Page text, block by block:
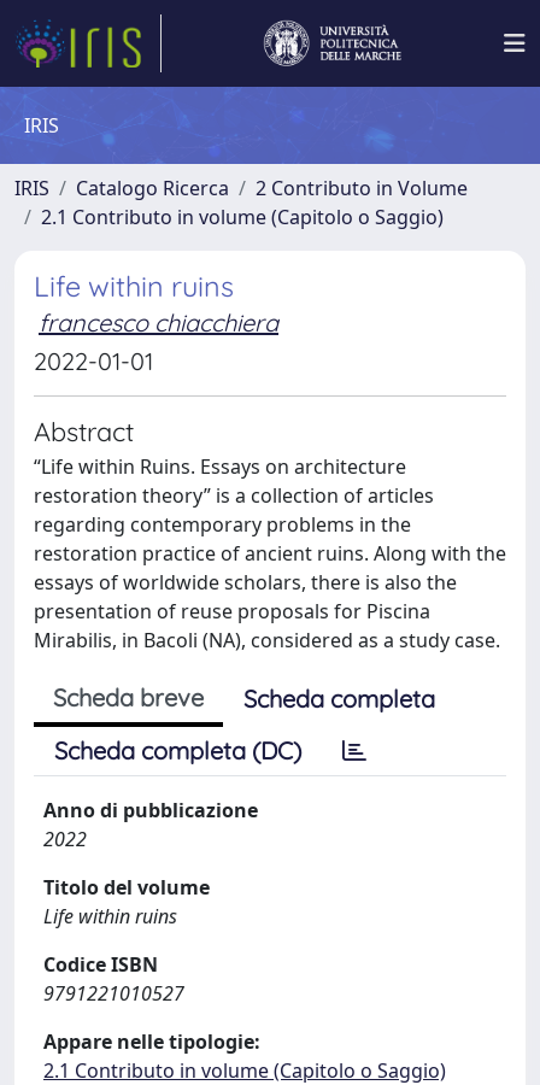
IRIS
IRIS Catalogo Ricerca
2 Contributo in Volume
2.1 Contributo in volume (Capitolo o Saggio)
Life within ruins
francesco chiacchiera
2022-01-01
Abstract
“Life within Ruins. Essays on architecture
restoration theory” is a collection of articles
regarding contemporary problems in the
restoration practice of ancient ruins. Along with the
essays of worldwide scholars, there is also the
presentation of reuse proposals for Piscina
Mirabilis, in Bacoli (NA), considered as a study case.
Scheda breve
Scheda completa
Scheda completa (DC)
Anno di pubblicazione
2022
Titolo del volume
Life within ruins
Codice ISBN
9791221010527
Appare nelle tipologie:
2.1 Contributo in volume (Capitolo o Saggio)